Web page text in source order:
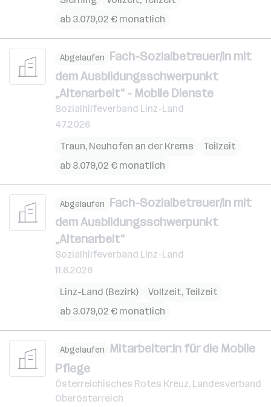
ab 3.079,02 € monatlich
Abgelaufen Fach-Sozialbetreuer/in mit
dem Ausbildungsschwerpunkt
„Altenarbeit“ - Mobile Dienste
Sozialhilfeverband Linz-Land
4.7.2026
Traun, Neuhofen an der Krems
Teilzeit
ab 3.079,02 € monatlich
Abgelaufen Fach-Sozialbetreuer/in mit
dem Ausbildungsschwerpunkt
„Altenarbeit“
Sozialhilfeverband Linz-Land
11.6.2026
Linz-Land (Bezirk)
Vollzeit, Teilzeit
ab 3.079,02 € monatlich
Abgelaufen Mitarbeiter:in für die Mobile
Pflege
Österreichisches Rotes Kreuz, Landesverband
Oberösterreich